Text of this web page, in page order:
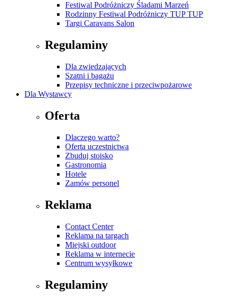
Festiwal Podróżniczy Śladami Marzeń
Rodzinny Festiwal Podróżniczy TUP TUP
Targi Caravans Salon
Regulaminy
Dla zwiedzających
Szatni i bagażu
Przepisy techniczne i przeciwpożarowe
Dla Wystawcy
Oferta
Dlaczego warto?
Oferta uczestnictwa
Zbuduj stoisko
Gastronomia
Hotele
Zamów personel
Reklama
Contact Center
Reklama na targach
Miejski outdoor
Reklama w internecie
Centrum wysyłkowe
Regulaminy